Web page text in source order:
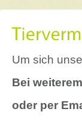
Um sich
Bei
oder per